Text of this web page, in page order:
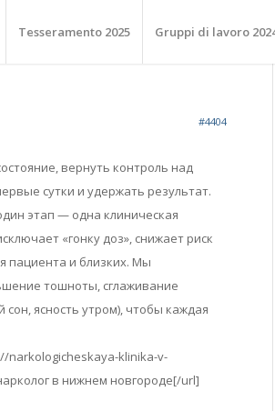
Tesseramento 2025 Gruppi di lavoro
#4404
вернуть контроль над
сутки и удержать результат.
этап — одна клиническая
«гонку доз», снижает риск
пациента и близких. Мы
тошноты, сглаживание
ясность утром), чтобы каждая
narkologicheskaya-klinika-v-
в нижнем новгороде[/url]